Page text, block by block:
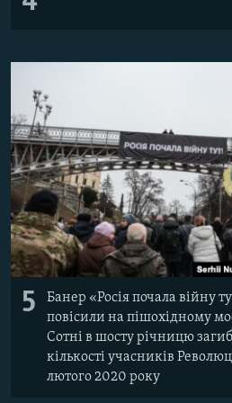
5
Банер «Росія почала війну
повісили на пішохідному
Сотні в шосту річницю
кількості учасників
лютого 2020 року